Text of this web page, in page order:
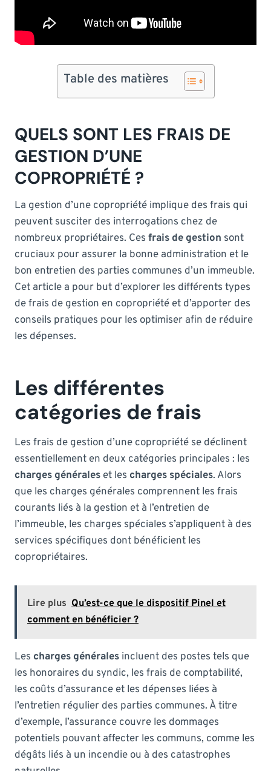
Table des matières
QUELS SONT LES FRAIS DE
GESTION D’UNE
COPROPRIÉTÉ ?
La gestion d’une copropriété implique des frais qui
peuvent susciter des interrogations chez de
nombreux propriétaires. Ces frais de gestion sont
cruciaux pour assurer la bonne administration et le
bon entretien des parties communes d’un immeuble.
Cet article a pour but d’explorer les différents types
de frais de gestion en copropriété et d’apporter des
conseils pratiques pour les optimiser afin de réduire
les dépenses.
Les différentes
catégories de frais
Les frais de gestion d’une copropriété se déclinent
essentiellement en deux catégories principales : les
charges générales et les charges spéciales. Alors
que les charges générales comprennent les frais
courants liés à la gestion et à l’entretien de
l’immeuble, les charges spéciales s’appliquent à des
services spécifiques dont bénéficient les
copropriétaires.
Lire plus Qu’est-ce que le dispositif Pinel et
comment en bénéficier ?
Les charges générales incluent des postes tels que
les honoraires du syndic, les frais de comptabilité,
les coûts d’assurance et les dépenses liées à
l’entretien régulier des parties communes. À titre
d’exemple, l’assurance couvre les dommages
potentiels pouvant affecter les communs, comme les
dégâts liés à un incendie ou à des catastrophes